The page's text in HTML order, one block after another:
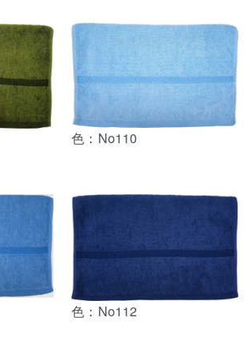
色：No110
色：No112